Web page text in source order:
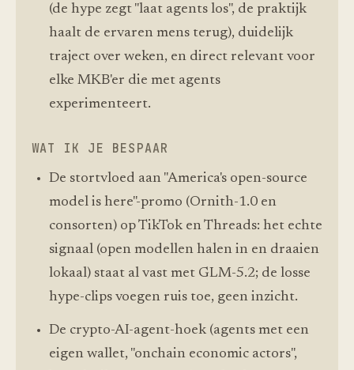
(de hype zegt "laat agents los", de praktijk
haalt de ervaren mens terug), duidelijk
traject over weken, en direct relevant voor
elke MKB'er die met agents
experimenteert.
WAT IK JE BESPAAR
De stortvloed aan "America's open-source
model is here"-promo (Ornith-1.0 en
consorten) op TikTok en Threads: het echte
signaal (open modellen halen in en draaien
lokaal) staat al vast met GLM-5.2; de losse
hype-clips voegen ruis toe, geen inzicht.
De crypto-AI-agent-hoek (agents met een
eigen wallet, "onchain economic actors",